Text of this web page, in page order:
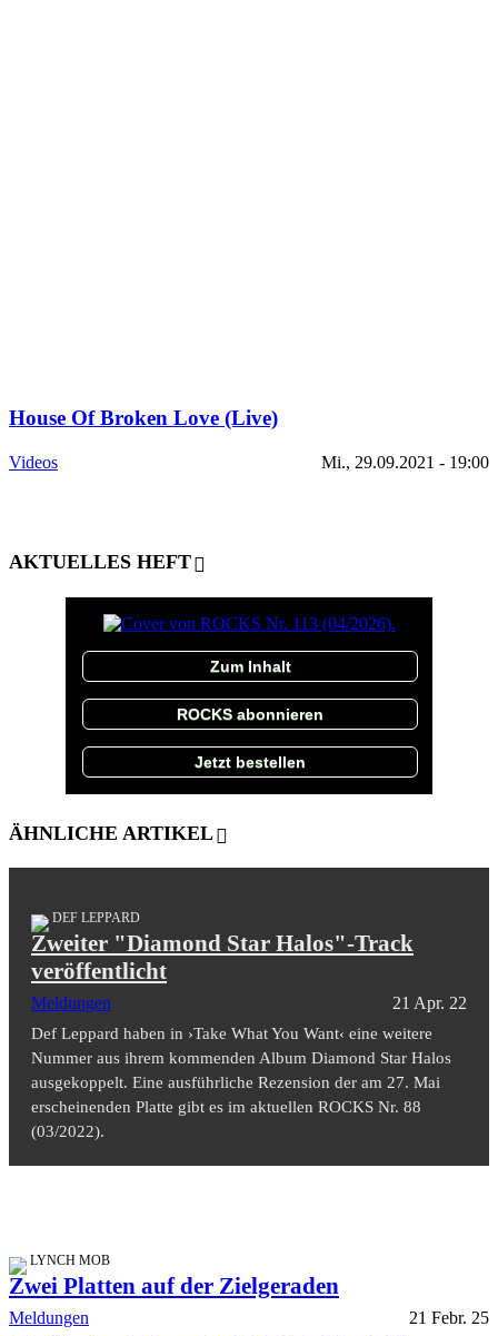
House Of Broken Love (Live)
Videos Mi., 29.09.2021 - 19:00
AKTUELLES HEFT
Zum Inhalt
ROCKS abonnieren
Jetzt bestellen
ÄHNLICHE ARTIKEL
DEF LEPPARD
Zweiter "Diamond Star Halos"-Track
veröffentlicht
Meldungen 21 Apr. 22
Def Leppard haben in ›Take What You Want‹ eine weitere
Nummer aus ihrem kommenden Album Diamond Star Halos
ausgekoppelt. Eine ausführliche Rezension der am 27. Mai
erscheinenden Platte gibt es im aktuellen ROCKS Nr. 88
(03/2022).
LYNCH MOB
Zwei Platten auf der Zielgeraden
Meldungen 21 Febr. 25